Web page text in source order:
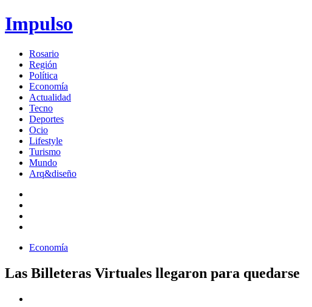
Impulso
Rosario
Región
Política
Economía
Actualidad
Tecno
Deportes
Ocio
Lifestyle
Turismo
Mundo
Arq&diseño
Economía
Las Billeteras Virtuales llegaron para quedarse